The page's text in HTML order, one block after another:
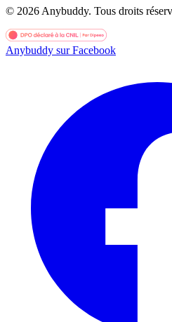
© 2026 Anybuddy. Tous droits
Anybuddy sur Facebook